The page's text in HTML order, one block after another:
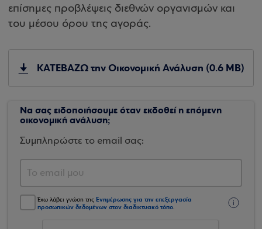
επίσημες προβλέψεις διεθνών οργανισμών και
του μέσου όρου της αγοράς.
ΚΑΤΕΒΑΖΩ την Οικονομική Ανάλυση (0.6 MB)
Να σας ειδοποιήσουμε όταν εκδοθεί η επόμενη
οικονομική ανάλυση;
Συμπληρώστε το email σας:
Έχω λάβει γνώση της Ενημέρωσης για την επεξεργασία
προσωπικών δεδομένων στον διαδικτυακό τόπο.